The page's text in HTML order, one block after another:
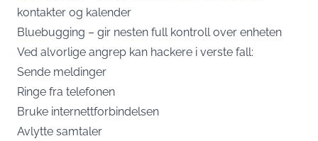
kontakter og kalender
Bluebugging – gir nesten full kontroll over enheten
Ved alvorlige angrep kan hackere i verste fall:
Sende meldinger
Ringe fra telefonen
Bruke internettforbindelsen
Avlytte samtaler